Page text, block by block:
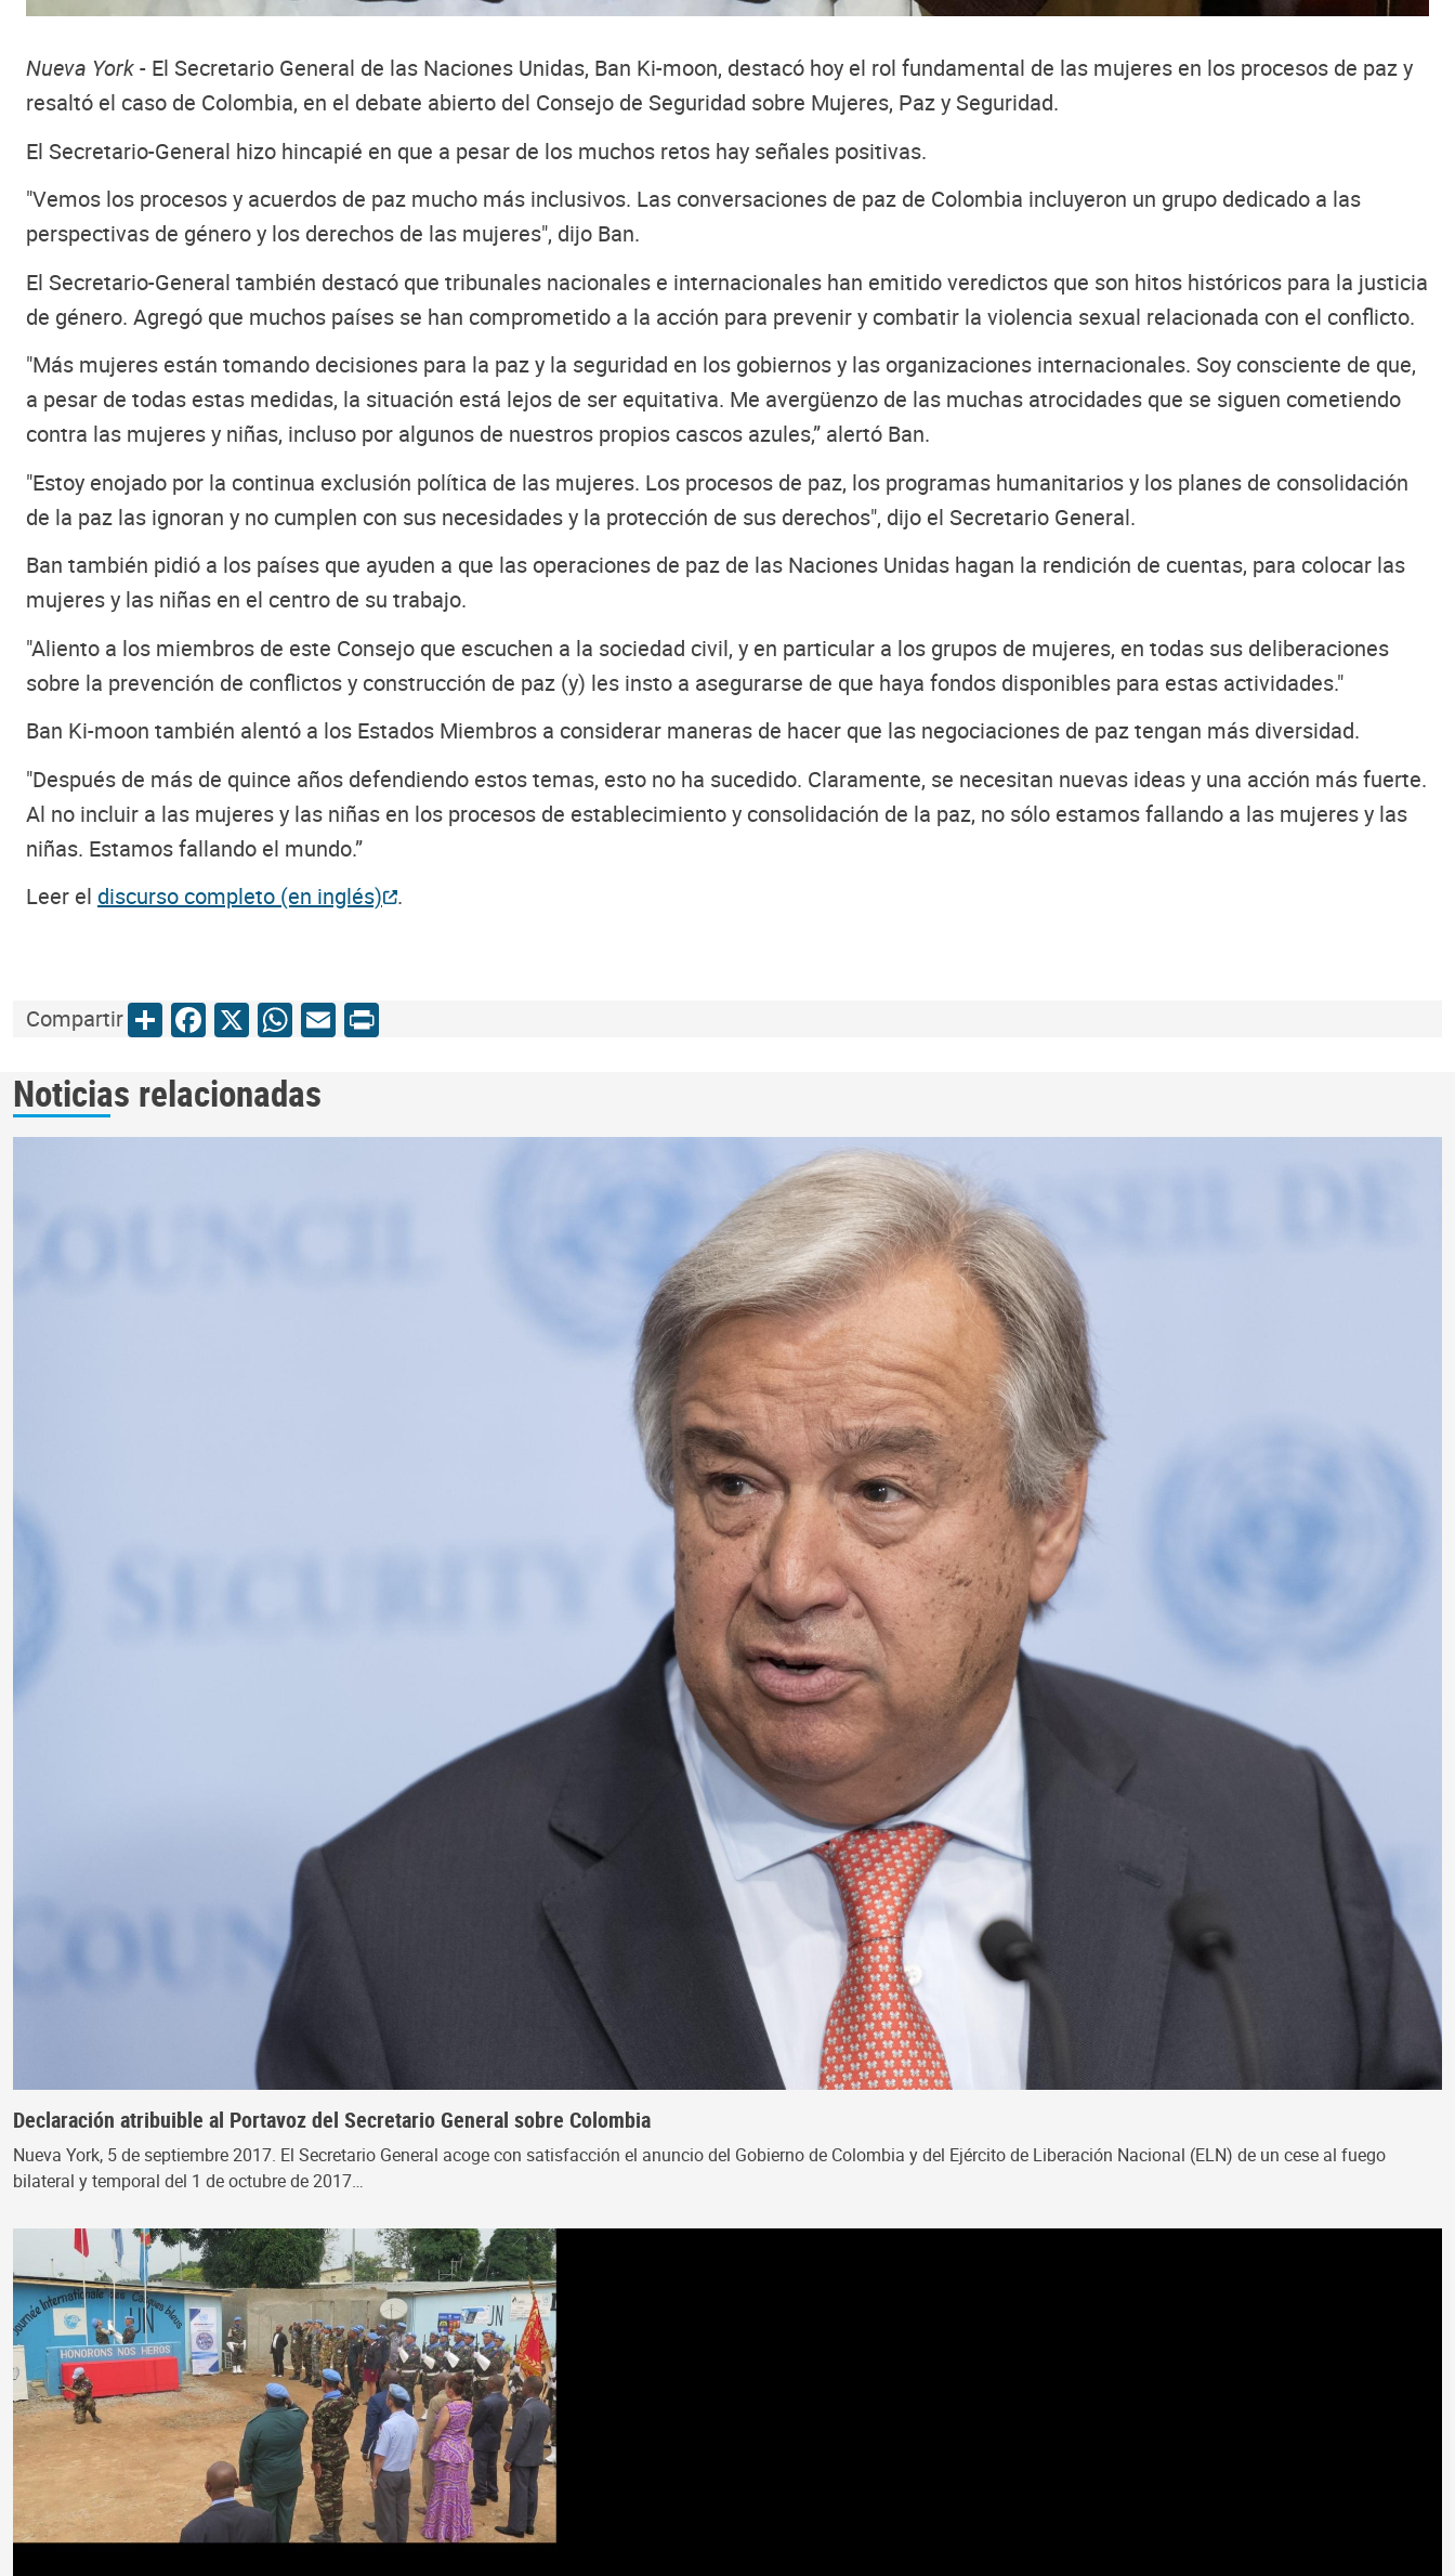
Nueva York- El Secretario General de las Naciones Unidas, Ban Ki-moon, destacó hoy el rol fundamental de las mujeres en los procesos de paz y
resaltó el caso de Colombia, en el debate abierto del Consejo de Seguridad sobre Mujeres, Paz y Seguridad.
El Secretario-General hizo hincapié en que a pesar de los muchos retos hay señales positivas.
"Vemos los procesos y acuerdos de paz mucho más inclusivos. Las conversaciones de paz de Colombia incluyeron un grupo dedicado a las
perspectivas de género y los derechos de las mujeres", dijo Ban.
El Secretario-General también destacó que tribunales nacionales e internacionales han emitido veredictos que son hitos históricos para la justicia
de género. Agregó que muchos países se han comprometido a la acción para prevenir y combatir la violencia sexual relacionada con el conflicto.
"Más mujeres están tomando decisiones para la paz y la seguridad en los gobiernos y las organizaciones internacionales. Soy consciente de que,
a pesar de todas estas medidas, la situación está lejos de ser equitativa. Me avergüenzo de las muchas atrocidades que se siguen cometiendo
contra las mujeres y niñas, incluso por algunos de nuestros propios cascos azules,” alertó Ban.
"Estoy enojado por la continua exclusión política de las mujeres. Los procesos de paz, los programas humanitarios y los planes de consolidación
de la paz las ignoran y no cumplen con sus necesidades y la protección de sus derechos", dijo el Secretario General.
Ban también pidió a los países que ayuden a que las operaciones de paz de las Naciones Unidas hagan la rendición de cuentas, para colocar las
mujeres y las niñas en el centro de su trabajo.
"Aliento a los miembros de este Consejo que escuchen a la sociedad civil, y en particular a los grupos de mujeres, en todas sus deliberaciones
sobre la prevención de conflictos y construcción de paz (y) les insto a asegurarse de que haya fondos disponibles para estas actividades."
Ban Ki-moon también alentó a los Estados Miembros a considerar maneras de hacer que las negociaciones de paz tengan más diversidad.
"Después de más de quince años defendiendo estos temas, esto no ha sucedido. Claramente, se necesitan nuevas ideas y una acción más fuerte.
Al no incluir a las mujeres y las niñas en los procesos de establecimiento y consolidación de la paz, no sólo estamos fallando a las mujeres y las
niñas. Estamos fallando el mundo.”
Leer el discurso completo (en inglés) .
CompartirShareFacebook
X WhatsApp
Email
Print
Noticias relacionadas
Declaración atribuible al Portavoz del Secretario General sobre Colombia
Nueva York, 5 de septiembre 2017. El Secretario General acoge con satisfacción el anuncio del Gobierno de Colombia y del Ejército de Liberación Nacional (ELN) de un cese al fuego
bilateral y temporal del 1 de octubre de 2017…